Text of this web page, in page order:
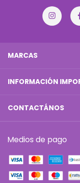
MARCAS
INFORMACIÓN
CONTACTÁNOS
Medios de pago